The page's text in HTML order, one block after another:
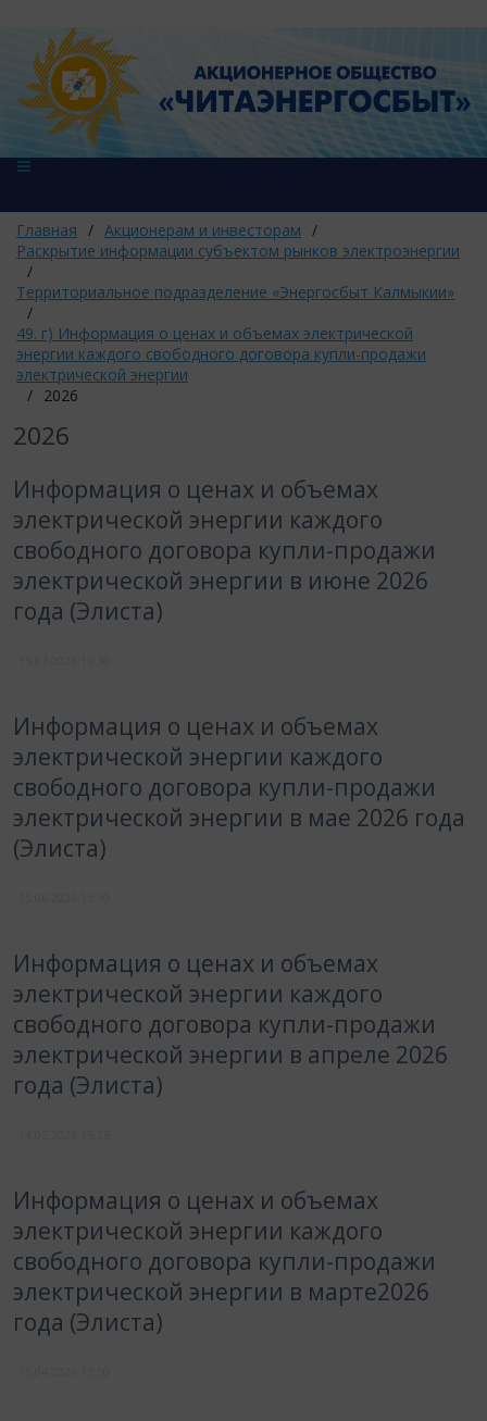
Главная / Акционерам и инвесторам /
Раскрытие информации субъектом рынков электроэнергии
/
Территориальное подразделение «Энергосбыт Калмыкии»
/
49. г) Информация о ценах и объемах электрической
энергии каждого свободного договора купли-продажи
электрической энергии
/ 2026
2026
Информация о ценах и объемах
электрической энергии каждого
свободного договора купли-продажи
электрической энергии в июне 2026
года (Элиста)
Информация о ценах и объемах
электрической энергии каждого
свободного договора купли-продажи
электрической энергии в мае 2026 года
(Элиста)
Информация о ценах и объемах
электрической энергии каждого
свободного договора купли-продажи
электрической энергии в апреле 2026
года (Элиста)
Информация о ценах и объемах
электрической энергии каждого
свободного договора купли-продажи
электрической энергии в марте2026
года (Элиста)